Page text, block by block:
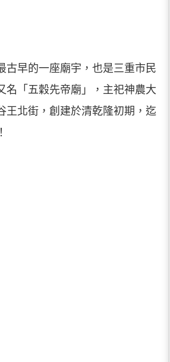
古早的一座廟宇，也是三重市民
名「五穀先帝廟」，主祀神農大
王北街，創建於清乾隆初期，迄